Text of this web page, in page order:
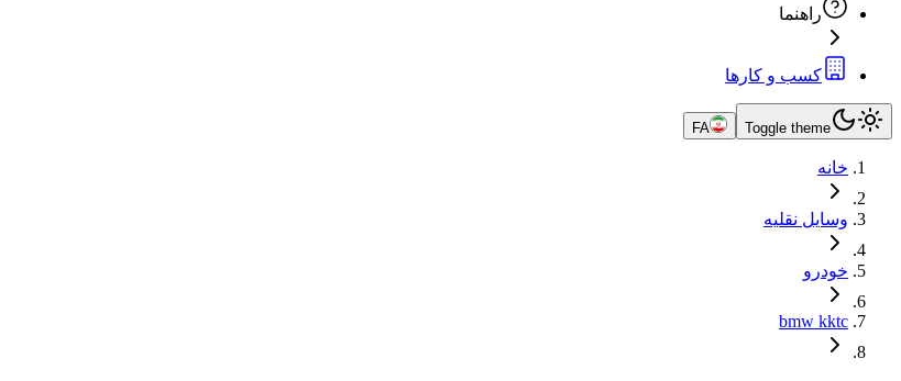
راهنما
کسب و کارها
Toggle theme
FA
خانه
وسایل نقلیه
خودرو
bmw kktc